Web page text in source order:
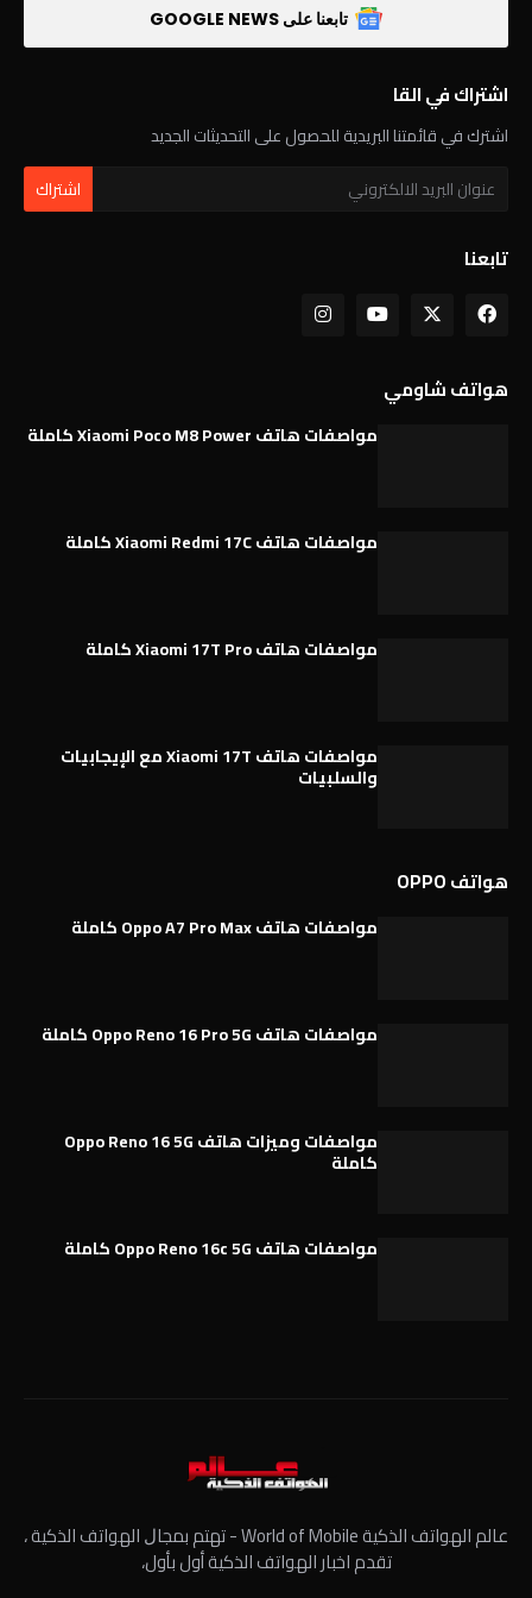
تابعنا على GOOGLE NEWS
اشتراك في القا
اشترك في قائمتنا البريدية للحصول على التحديثات الجديد
تابعنا
هواتف شاومي
مواصفات هاتف Xiaomi Poco M8 Power كاملة
مواصفات هاتف Xiaomi Redmi 17C كاملة
مواصفات هاتف Xiaomi 17T Pro كاملة
مواصفات هاتف Xiaomi 17T مع الإيجابيات
والسلبيات
هواتف OPPO
مواصفات هاتف Oppo A7 Pro Max كاملة
مواصفات هاتف Oppo Reno 16 Pro 5G كاملة
مواصفات وميزات هاتف Oppo Reno 16 5G
كاملة
مواصفات هاتف Oppo Reno 16c 5G كاملة
عالم الهواتف الذكية World of Mobile - ﺗﻬﺘﻢ ﺑﻤﺠﺎﻝ الهواتف الذكية ،
تقدم اخبار الهواتف الذكية أول بأول،